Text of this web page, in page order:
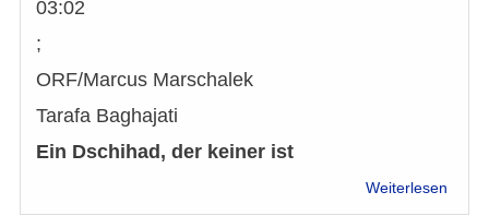
03:02
;
ORF/Marcus Marschalek
Tarafa Baghajati
Ein Dschihad, der keiner ist
Weiterlesen